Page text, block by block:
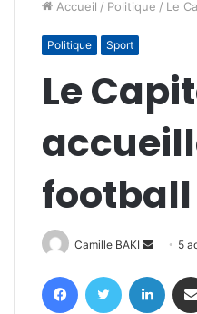
Accueil / Politique / Le
Politique Sport
Le
Camille BAKI
Envoyer
courriel
5
FacebookTwitter